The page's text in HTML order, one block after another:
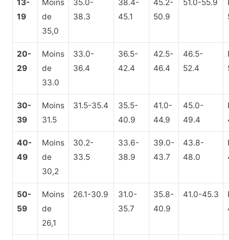
13-
19
Moins
de
35,0
35.0-
38.3
38.4-
45.1
45.2-
50.9
51.0-55.9
20-
29
Moins
de
33.0
33.0-
36.4
36.5-
42.4
42.5-
46.4
46.5-
52.4
30-
39
Moins
31.5
31.5-35.4
35.5-
40.9
41.0-
44.9
45.0-
49.4
40-
49
Moins
de
30,2
30.2-
33.5
33.6-
38.9
39.0-
43.7
43.8-
48.0
50-
59
Moins
de
26,1
26.1-30.9
31.0-
35.7
35.8-
40.9
41.0-45.3